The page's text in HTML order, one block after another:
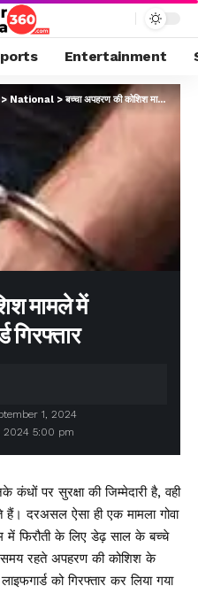
Entertainment
> National >बच्चा अपहरण की कोशिश मामले में पुलिसकर्मी व लाइफगार्ड गिरफ्तार
मामले में
गिरफ्तार
2024 5:00 pm
1, 2024
पर सुरक्षा की जिम्मेदारी है, वही
दरअसल ऐसा ही एक मामला गोवा
में फिरौती के लिए डेढ़ साल के बच्चे
रहते अपहरण की कोशिश के
को गिरफ्तार कर लिया गया